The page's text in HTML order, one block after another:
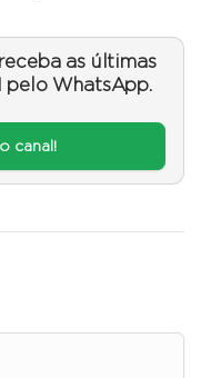
as últimas
pelo WhatsApp.
canal!